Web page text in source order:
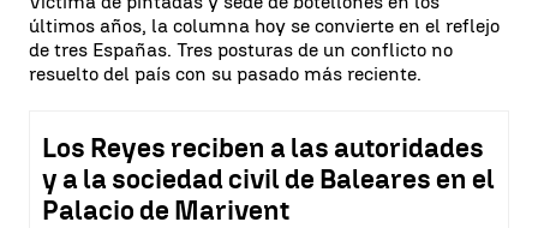
últimos años, la columna hoy se convierte en el reflejo
de tres Españas. Tres posturas de un conflicto no
resuelto del país con su pasado más reciente.
Los Reyes reciben a las autoridades
y a la sociedad civil de Baleares en el
Palacio de Marivent